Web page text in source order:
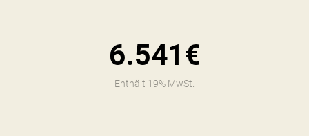
6.541€
Enthält 19% MwSt.